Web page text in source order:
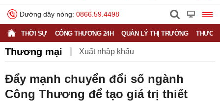
Đường dây nóng: 0866.59.4498
THỜI SỰ CÔNG THƯƠNG 24H QUẢN LÝ THỊ TRƯỜNG
Thương mại Xuất nhập khẩu
Phòng vệ thương mại Thương hiệu quốc gia
Xuất xứ hàng hóa Xúc tiến thương mại
Đẩy mạnh chuyển đổi số ngành
Công Thương để tạo giá trị thiết